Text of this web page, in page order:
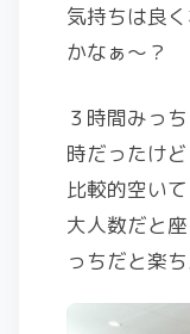
気持ちは良
かなぁ～？
３時間みっ
時だったけ
比較的空いて
大人数だと
っちだと楽ち